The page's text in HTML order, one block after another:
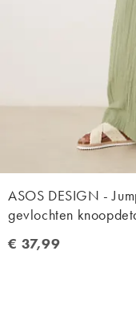
ASOS DESIGN -
gevlochten
€ 37,99
€ 37,99